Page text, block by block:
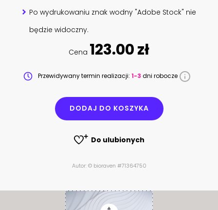
Po wydrukowaniu znak wodny "Adobe Stock" nie
będzie widoczny.
Cena 123.00 zł
Przewidywany termin realizacji: 1-3 dni robocze
DODAJ DO KOSZYKA
Do ulubionych
Autor: © bioraven #71364750